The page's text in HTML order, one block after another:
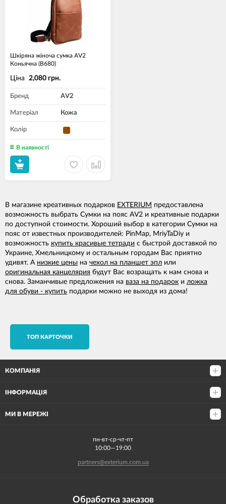
Шкіряна жіноча сумка AV2
Коньячна (B680)
Ціна 2,080 грн.
Бренд AV2
Матеріал Кожа
Колір
В наявності
В магазине креативных подарков EXTERIUM предоставлена
возможность выбрать Сумки на пояс AV2 и креативные подарки
по доступной стоимости. Хороший выбор в категории Сумки на
пояс от известных производителей: PinMap, MriyTaDiy и
возможность купить красивые тетради с быстрой доставкой по
Украине, Хмельницкому и остальным городам Вас приятно
удивят. А низкие цены на чехол на планшет эпл или
оригинальная канцелярия будут Вас возращать к нам снова и
снова. Заманчивые предложения на ваза на подарок и ложка
для обуви - купить подарки можно не выходя из дома!
TОП КАРТОЧКИ
КОМПАНІЯ
ІНФОРМАЦІЯ
МИ В МЕРЕЖІ
пн-вт-ср-чт-пт
10:00—19:00
partners@exterium.com.ua
Обработка заказов